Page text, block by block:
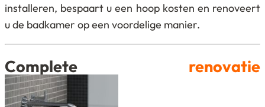
installeren, bespaart u een hoop kosten en renoveert
u de badkamer op een voordelige manier.
Complete renovatie